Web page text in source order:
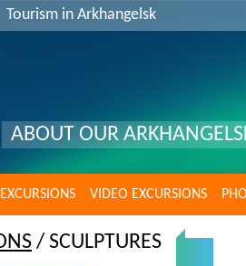
Tourism in Arkhangelsk
ABOUT OUR
VIDEO EXCURSIONS
/ SCULPTURES